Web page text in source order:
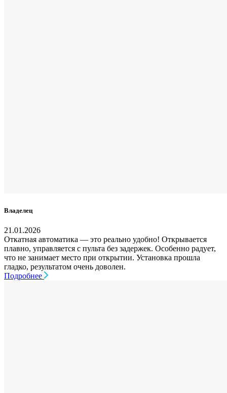
Владелец
21.01.2026
Откатная автоматика — это реально удобно! Открывается
плавно, управляется с пульта без задержек. Особенно радует,
что не занимает место при открытии. Установка прошла
гладко, результатом очень доволен.
Подробнее